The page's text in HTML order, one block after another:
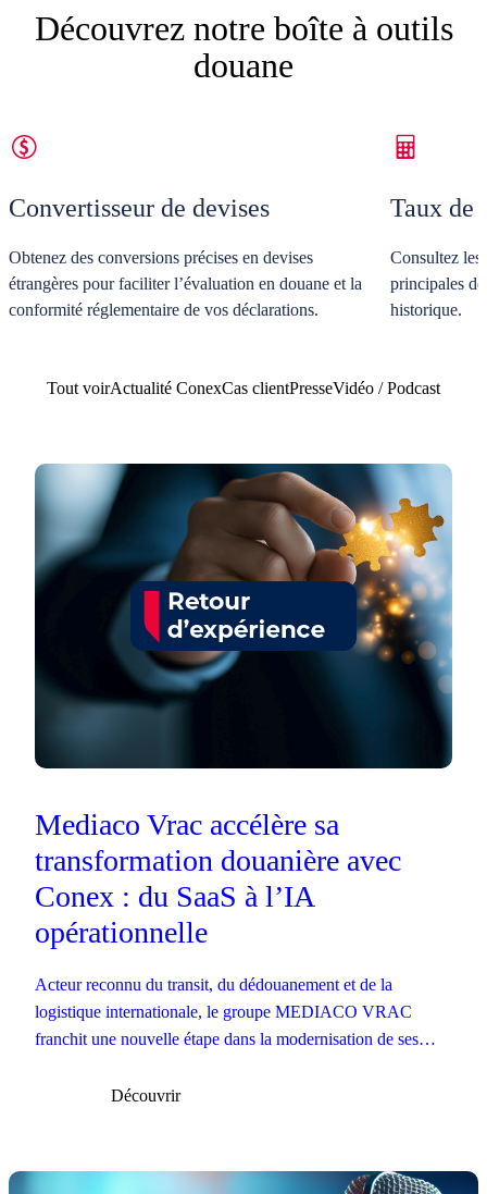
Découvrez notre boîte à outils
douane
Convertisseur de devises
Obtenez des conversions précises en devises
étrangères pour faciliter l’évaluation en douane et la
conformité réglementaire de vos déclarations.
Taux de
Consultez les
principales
historique.
Tout voirActualité ConexCas clientPresseVidéo / Podcast
Mediaco Vrac accélère sa
transformation douanière avec
Conex : du SaaS à l’IA
opérationnelle
Acteur reconnu du transit, du dédouanement et de la
logistique internationale, le groupe MEDIACO VRAC
franchit une nouvelle étape dans la modernisation de ses
Découvrir